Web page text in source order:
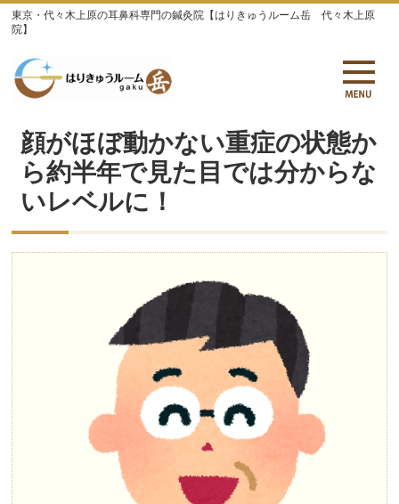
東京・代々木上原の耳鼻科専門の鍼灸院【はりきゅうルーム岳 代々木上原
院】
顔がほぼ動かない重症の状態か
ら約半年で見た目では分からな
いレベルに！